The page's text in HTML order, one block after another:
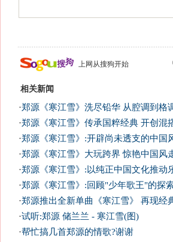
上网从搜狗开始
相关新闻
·郑源《寒江雪》洗尽铅华 从腔调到格
·郑源《寒江雪》传承国粹经典 开创混
·郑源《寒江雪》:开辟尚未透支的中国
·郑源《寒江雪》大玩跨界 惊艳中国风
·郑源《寒江雪》:以纯正中国文化推动
·郑源《寒江雪》:回顾"少年歌王"的探
·郑源推出全新单曲《寒江雪》 再现经
·试听:郑源 储兰兰 - 寒江雪(图)
·帮忙搞几首郑源的情歌?谢谢